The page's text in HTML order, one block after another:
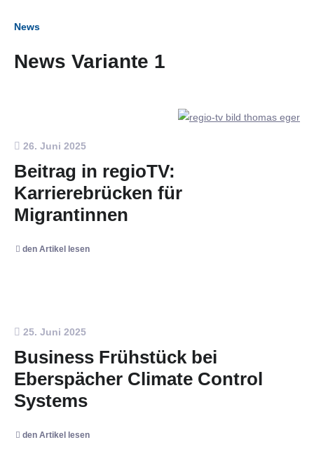
News
News Variante 1
26. Juni 2025
Beitrag in regioTV:
Karrierebrücken für
Migrantinnen
den Artikel lesen
25. Juni 2025
Business Frühstück bei
Eberspächer Climate Control
Systems
den Artikel lesen